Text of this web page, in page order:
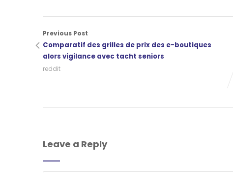
Previous Post
Comparatif des grilles de prix des e-boutiques
alors vigilance avec tacht seniors
reddit
Leave a Reply